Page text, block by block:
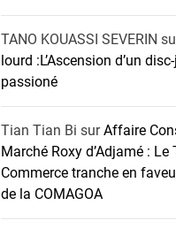
TANO KOUASSI SEVERIN
lourd :L’Ascension d’un
passioné
Tian Tian Bi surAffaire
Marché Roxy d’Adjamé : Le
Commerce tranche en
de la COMAGOA